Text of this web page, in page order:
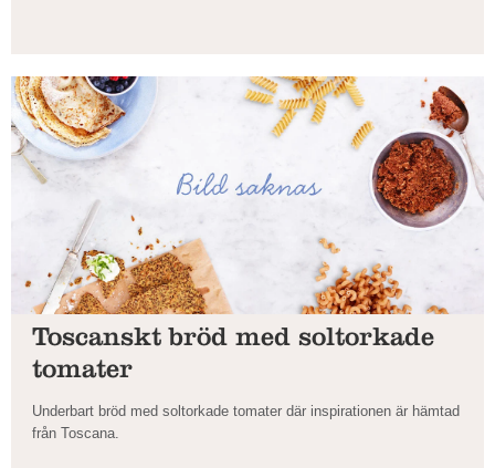
Toscanskt bröd med soltorkade
tomater
Underbart bröd med soltorkade tomater där inspirationen är hämtad
från Toscana.